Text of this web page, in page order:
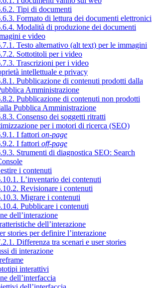
Tipi di documenti
Formato di lettura dei documenti elettronici
Modalità di produzione dei documenti
e video
Testo alternativo (alt text) per le immagini
Sottotitoli per i video
Trascrizioni per i video
intellettuale e privacy
Pubblicazione di contenuti prodotti dalla
Amministrazione
Pubblicazione di contenuti non prodotti
Pubblica Amministrazione
Consenso dei soggetti ritratti
per i motori di ricerca (SEO)
I fattori on-page
I fattori off-page
Strumenti di diagnostica SEO: Search
i contenuti
L’inventario dei contenuti
Revisionare i contenuti
Migrare i contenuti
Pubblicare i contenuti
dell’interazione
dell’interazione
stories per definire l’interazione
Differenza tra scenari e user stories
di interazione
interattivi
dell’interfaccia